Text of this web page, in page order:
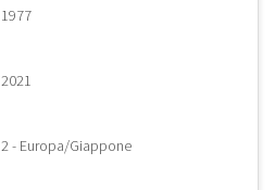
1977
2021
2 - Europa/Giappone